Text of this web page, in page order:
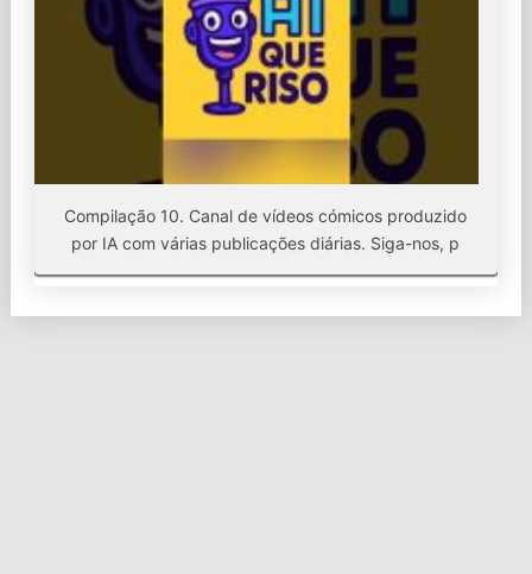
Compilação 10. Canal de vídeos cómicos produzido
por IA com várias publicações diárias. Siga-nos, p